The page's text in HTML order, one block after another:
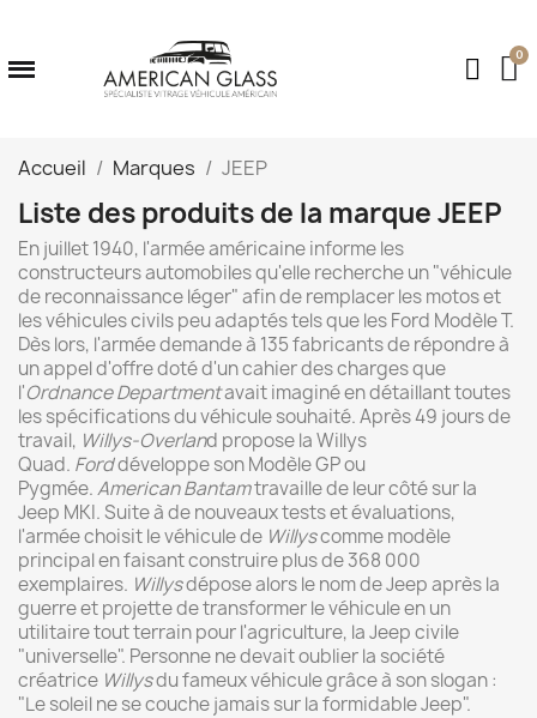
Accueil Marques JEEP
Liste des produits de la marque JEEP
En juillet 1940, l'armée américaine informe les
constructeurs automobiles qu'elle recherche un "véhicule
de reconnaissance léger" afin de remplacer les motos et
les véhicules civils peu adaptés tels que les Ford Modèle T.
Dès lors, l'armée demande à 135 fabricants de répondre à
un appel d'offre doté d'un cahier des charges que
l'Ordnance Departmentavait imaginé en détaillant toutes
les spécifications du véhicule souhaité. Après 49 jours de
travail, Willys-Overland propose la Willys
Quad. Forddéveloppe son Modèle GP ou
Pygmée.American Bantamtravaille de leur côté sur la
Jeep MKI. Suite à de nouveaux tests et évaluations,
l'armée choisit le véhicule de Willyscomme modèle
principal en faisant construire plus de 368 000
exemplaires. Willysdépose alors le nom de Jeep après la
guerre et projette de transformer le véhicule en un
utilitaire tout terrain pour l'agriculture, la Jeep civile
"universelle". Personne ne devait oublier la société
créatrice Willysdu fameux véhicule grâce à son slogan :
"Le soleil ne se couche jamais sur la formidable Jeep".